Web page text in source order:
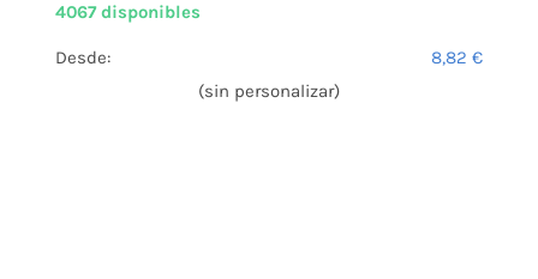
4067 disponibles
Desde: 8,82 €
(sin personalizar)